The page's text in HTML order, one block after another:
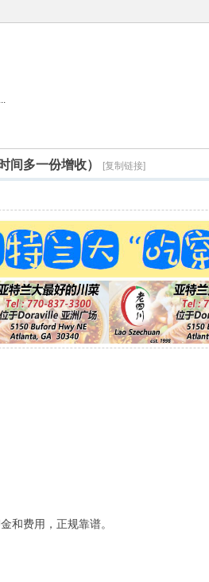
间多一份增收） [复制链接]
和费用，正规靠谱。